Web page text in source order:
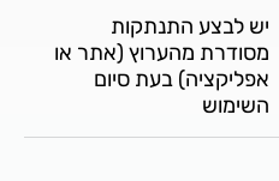
יש לבצע התנתקות
מסודרת מהערוץ (אתר או
אפליקציה) בעת סיום
השימוש